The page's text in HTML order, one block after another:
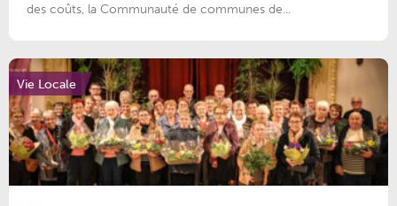
des coûts, la Communauté de communes de...
Vie Locale